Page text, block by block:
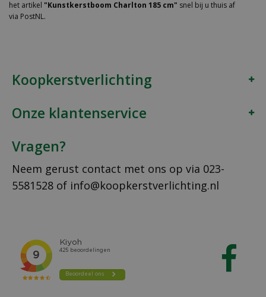
het artikel "Kunstkerstboom Charlton 185 cm" snel bij u thuis af
via PostNL.
Koopkerstverlichting
Onze klantenservice
Vragen?
Neem gerust contact met ons op via 023-
5581528 of info@koopkerstverlichting.nl